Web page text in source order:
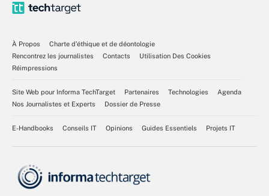
À Propos
Charte d’éthique et de déontologie
Rencontrez les journalistes
Contacts
Utilisation Des Cookies
Réimpressions
Site Web pour Informa TechTarget Partenaires Technologies
Agenda
Nos Journalistes et Experts
Dossier de Presse
E-Handbooks Conseils IT Opinions Guides Essentiels Projets IT